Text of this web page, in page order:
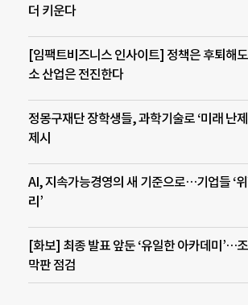
더 키운다
[임팩트비즈니스 인사이트] 정책은 후퇴해
소 산업은 전진한다
정몽구재단 장학생들, 과학기술로 ‘미래 난제
제시
AI, 지속가능경영의 새 기준으로…기업들 ‘
리’
[화보] 최종 발표 앞둔 ‘유일한 아카데미’…
막판 점검